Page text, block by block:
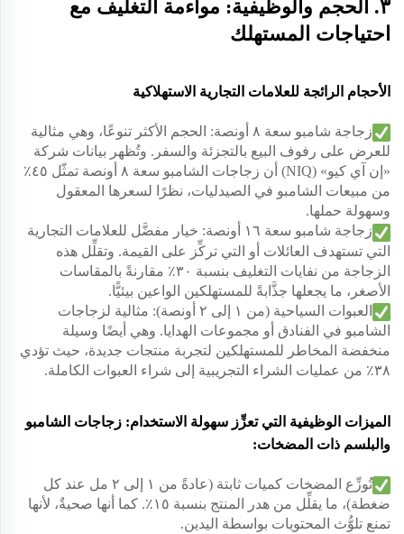
٣. الحجم والوظيفية: مواءمة التغليف مع
احتياجات المستهلك
الأحجام الرائجة للعلامات التجارية الاستهلاكية
زجاجة شامبو سعة ٨ أونصة: الحجم الأكثر تنوعًا، وهي مثالية
للعرض على رفوف البيع بالتجزئة والسفر. وتُظهر بيانات شركة
«إن آي كيو» (NIQ) أن زجاجات الشامبو سعة ٨ أونصة تمثّل ٤٥٪
من مبيعات الشامبو في الصيدليات، نظرًا لسعرها المعقول
وسهولة حملها.
زجاجة شامبو سعة ١٦ أونصة: خيار مفضَّل للعلامات التجارية
التي تستهدف العائلات أو التي تركِّز على القيمة. وتقلِّل هذه
الزجاجة من نفايات التغليف بنسبة ٣٠٪ مقارنةً بالمقاسات
الأصغر، ما يجعلها جذَّابةً للمستهلكين الواعين بيئيًّا.
العبوات السياحية (من ١ إلى ٢ أونصة): مثالية لزجاجات
الشامبو في الفنادق أو مجموعات الهدايا. وهي أيضًا وسيلة
منخفضة المخاطر للمستهلكين لتجربة منتجات جديدة، حيث تؤدي
٣٨٪ من عمليات الشراء التجريبية إلى شراء العبوات الكاملة.
الميزات الوظيفية التي تعزِّز سهولة الاستخدام: زجاجات الشامبو
والبلسم ذات المضخات:
تُوزِّع المضخات كميات ثابتة (عادةً من ١ إلى ٢ مل عند كل
ضغطة)، ما يقلِّل من هدر المنتج بنسبة ١٥٪. كما أنها صحيةٌ، لأنها
تمنع تلوُّث المحتويات بواسطة اليدين.